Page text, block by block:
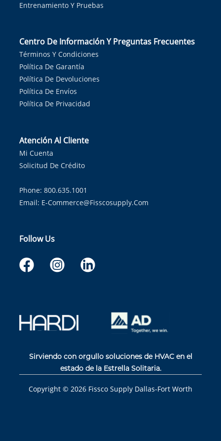
Entrenamiento Y Pruebas
Centro De Información Y Preguntas Frecuentes
Términos Y Condiciones
Política De Garantía
Política De Devoluciones
Política De Envíos
Política De Privacidad
Atención Al Cliente
Mi Cuenta
Solicitud De Crédito
Phone: 800.635.1001
Email: E-Commerce@fisscosupply.com
Follow Us
Sirviendo con orgullo soluciones de HVAC en el
estado de la Estrella Solitaria.
Copyright © 2026 Fissco Supply Dallas-Fort Worth